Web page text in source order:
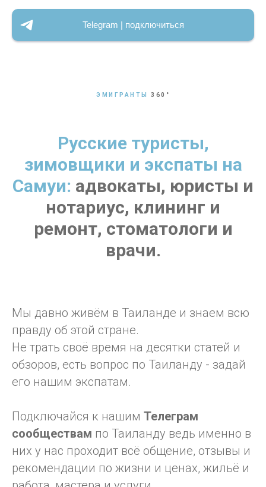
Telegram | подключиться
ЭМИГРАНТЫ 360 °
Русские туристы,
зимовщики и экспаты на
Самуи: адвокаты, юристы и
нотариус, клининг и
ремонт, стоматологи и
врачи.
Мы давно живём в Таиланде и знаем всю
правду об этой стране.
Не трать своё время на десятки статей и
обзоров, есть вопрос по Таиланду - задай
его нашим экспатам.
Подключайся к нашим Телеграм
сообществам по Таиланду ведь именно в
них у нас проходит всё общение, отзывы и
рекомендации по жизни и ценах, жильё и